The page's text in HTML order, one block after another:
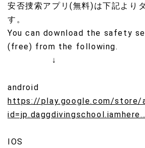
安否捜索アプリ(無料)は下記より
す。
You can download the safety
(free) from the following.
↓
android
https://play.google.com/store/
id=jp.daggdivingschool.iamhere…
IOS